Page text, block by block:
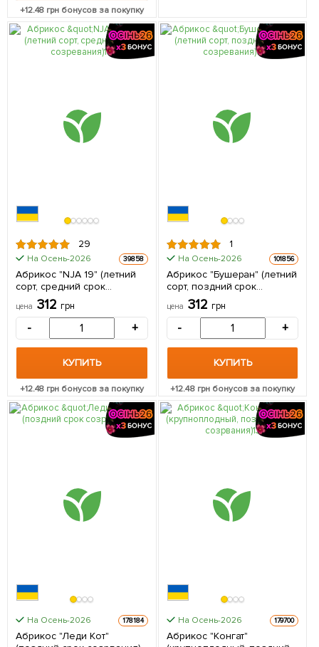
+12.48 грн бонусов за покупку
29
На Осень-2026 39858
Абрикос "NJA 19" (летний
сорт, средний срок
созревания) 1 саженец в
упаковке
цена 312 грн
- +
КУПИТЬ
+12.48 грн бонусов за покупку
1
На Осень-2026 101856
Абрикос "Бушеран" (летний
сорт, поздний срок
созревания) 1 саженец в
упаковке
цена 312 грн
- +
КУПИТЬ
+12.48 грн бонусов за покупку
На Осень-2026 178184
Абрикос "Леди Кот"
На Осень-2026 179700
Абрикос "Конгат"